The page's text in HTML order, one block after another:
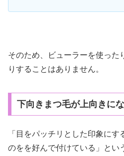
そのため、ビューラーを使った
りすることはありません。
下向きまつ毛が上向きに
「目をパッチリとした印象に
のをを好んで付けている」とい